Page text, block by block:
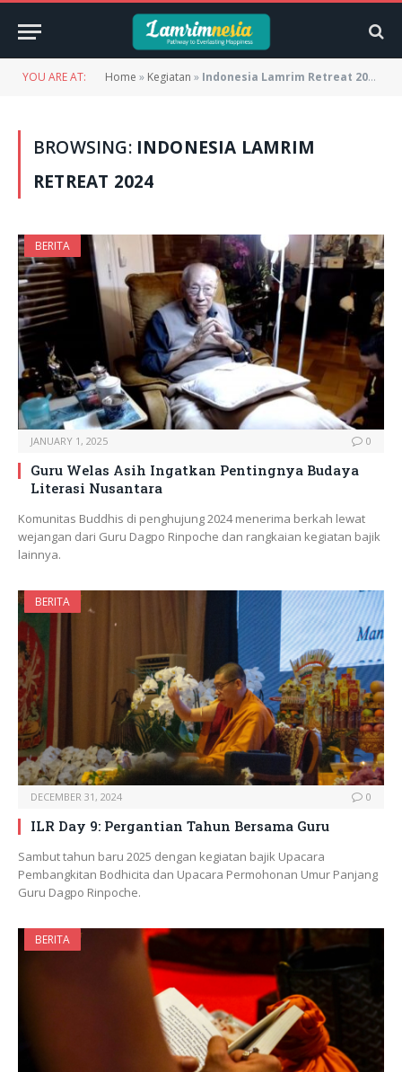
YOU ARE AT: Home » Kegiatan » Indonesia Lamrim Retreat 2024
BROWSING: INDONESIA LAMRIM
RETREAT 2024
BERITA
JANUARY 1, 2025 0
Guru Welas Asih Ingatkan Pentingnya Budaya
Literasi Nusantara
Komunitas Buddhis di penghujung 2024 menerima berkah lewat
wejangan dari Guru Dagpo Rinpoche dan rangkaian kegiatan bajik
lainnya.
BERITA
DECEMBER 31, 2024 0
ILR Day 9: Pergantian Tahun Bersama Guru
Sambut tahun baru 2025 dengan kegiatan bajik Upacara
Pembangkitan Bodhicita dan Upacara Permohonan Umur Panjang
Guru Dagpo Rinpoche.
BERITA